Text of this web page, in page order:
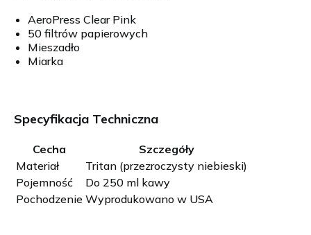
AeroPress Clear Pink
50 filtrów papierowych
Mieszadło
Miarka
Specyfikacja Techniczna
Cecha
Szczegóły
Materiał
Tritan (przezroczysty niebieski)
Pojemność
Do 250 ml kawy
Pochodzenie Wyprodukowano w USA